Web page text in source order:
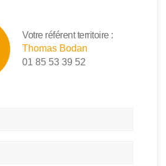
Votre référent territoire :
Thomas Bodan
01 85 53 39 52